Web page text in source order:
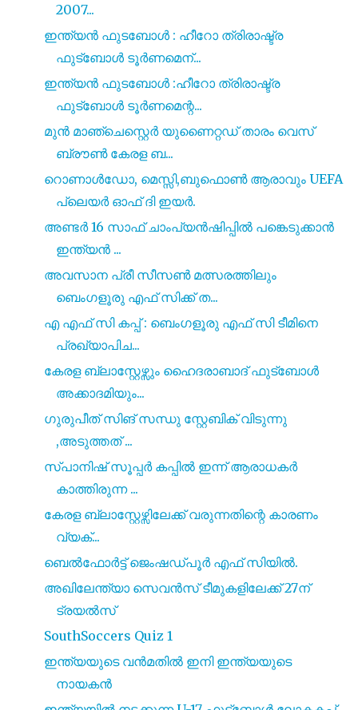
2007...
ഇന്ത്യൻ ഫുടബോൾ : ഹീറോ ത്രിരാഷ്ട്ര
ഫുട്ബോൾ ടൂർണമെന്...
ഇന്ത്യൻ ഫുടബോൾ :ഹീറോ ത്രിരാഷ്ട്ര
ഫുട്ബോൾ ടൂർണമെന്റ...
മുൻ മാഞ്ചെസ്റ്റെർ യുണൈറ്റഡ് താരം വെസ്
ബ്രൗൺ കേരള ബ...
റൊണാൾഡോ, മെസ്സി,ബുഫൊൺ ആരാവും UEFA
പ്ലെയർ ഓഫ് ദി ഇയർ.
അണ്ടർ 16 സാഫ് ചാംപ്യൻഷിപ്പിൽ പങ്കെടുക്കാൻ
ഇന്ത്യൻ ...
അവസാന പ്രീ സീസൺ മത്സരത്തിലും
ബെംഗളൂരു എഫ് സിക്ക് ത...
എ എഫ് സി കപ്പ് : ബെംഗളൂരു എഫ് സി ടീമിനെ
പ്രഖ്യാപിച...
കേരള ബ്ലാസ്റ്റേഴ്സും ഹൈദരാബാദ് ഫുട്ബോൾ
അക്കാദമിയും...
ഗുരുപീത് സിങ് സന്ധു സ്റ്റേബിക് വിടുന്നു
,അടുത്തത് ...
സ്പാനിഷ് സൂപ്പര്‍ കപ്പിൽ ഇന്ന് ആരാധകർ
കാത്തിരുന്ന ...
കേരള ബ്ലാസ്റ്റേഴ്സിലേക്ക് വരുന്നതിന്റെ കാരണം
വ്യക്...
ബെൽഫോർട്ട് ജെംഷഡ്പൂർ എഫ് സിയിൽ.
അഖിലേന്ത്യാ സെവൻസ് ടീമുകളിലേക്ക് 27ന്
ട്രയൽസ്
SouthSoccers Quiz 1
ഇന്ത്യയുടെ വൻമതിൽ ഇനി ഇന്ത്യയുടെ
നായകൻ